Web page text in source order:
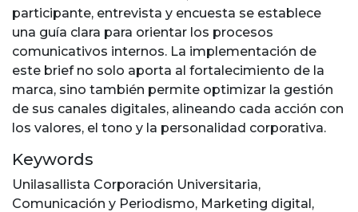
participante, entrevista y encuesta se establece
una guía clara para orientar los procesos
comunicativos internos. La implementación de
este brief no solo aporta al fortalecimiento de la
marca, sino también permite optimizar la gestión
de sus canales digitales, alineando cada acción con
los valores, el tono y la personalidad corporativa.
Keywords
Unilasallista Corporación Universitaria,
Comunicación y Periodismo, Marketing digital,